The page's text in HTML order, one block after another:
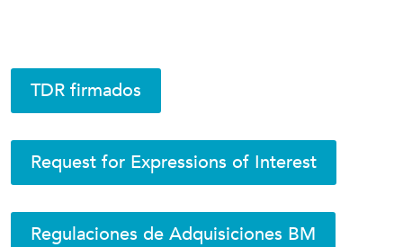
TDR firmados
Request for Expressions of Interest
Regulaciones de Adquisiciones BM